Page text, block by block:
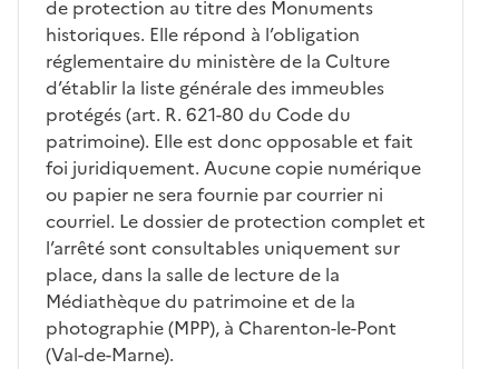
de protection au titre des Monuments
historiques. Elle répond à l’obligation
réglementaire du ministère de la Culture
d’établir la liste générale des immeubles
protégés (art. R. 621-80 du Code du
patrimoine). Elle est donc opposable et fait
foi juridiquement. Aucune copie numérique
ou papier ne sera fournie par courrier ni
courriel. Le dossier de protection complet et
l’arrêté sont consultables uniquement sur
place, dans la salle de lecture de la
Médiathèque du patrimoine et de la
photographie (MPP), à Charenton-le-Pont
(Val-de-Marne).